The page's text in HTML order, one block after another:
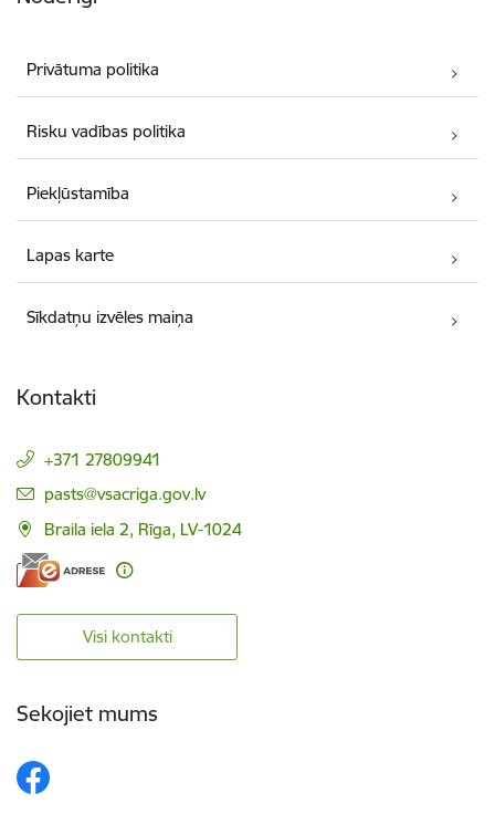
Privātuma politika
Risku vadības politika
Piekļūstamība
Lapas karte
Sīkdatņu izvēles maiņa
Kontakti
+371 27809941
E-pasts:
pasts@vsacriga.gov.lv
Braila iela 2, Rīga, LV-1024
Visi kontakti
Sekojiet mums